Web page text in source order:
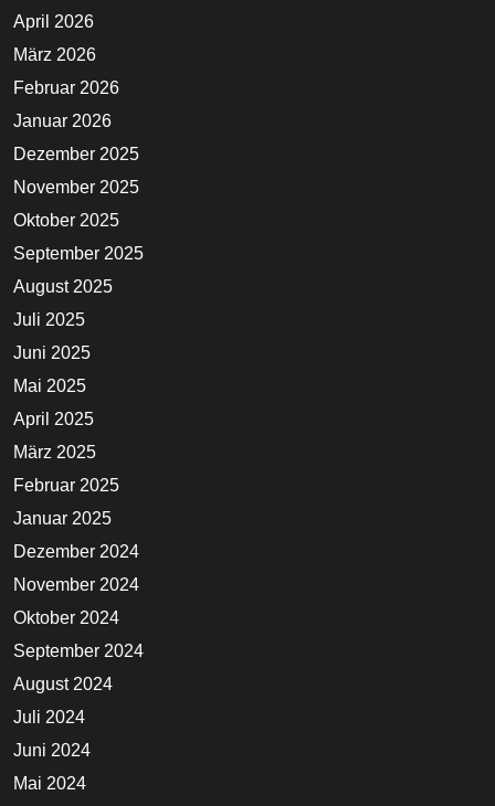
April 2026
März 2026
Februar 2026
Januar 2026
Dezember 2025
November 2025
Oktober 2025
September 2025
August 2025
Juli 2025
Juni 2025
Mai 2025
April 2025
März 2025
Februar 2025
Januar 2025
Dezember 2024
November 2024
Oktober 2024
September 2024
August 2024
Juli 2024
Juni 2024
Mai 2024